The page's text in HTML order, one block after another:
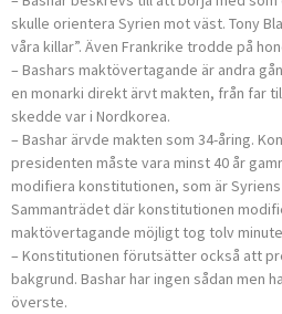
skulle orientera Syrien mot väst. Tony
våra killar”. Även Frankrike trodde på
– Bashars maktövertagande är andra
en monarki direkt ärvt makten, från far
skedde var i Nordkorea.
– Bashar ärvde makten som 34-åring.
presidenten måste vara minst 40 år
modifiera konstitutionen, som är
Sammanträdet där konstitutionen
maktövertagande möjligt tog tolv
– Konstitutionen förutsätter också att
bakgrund. Bashar har ingen sådan men
överste.